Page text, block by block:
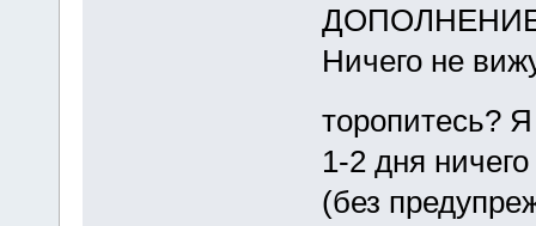
ДОПОЛНЕНИЕ,
Ничего не
торопитесь?
1-2 дня
(без